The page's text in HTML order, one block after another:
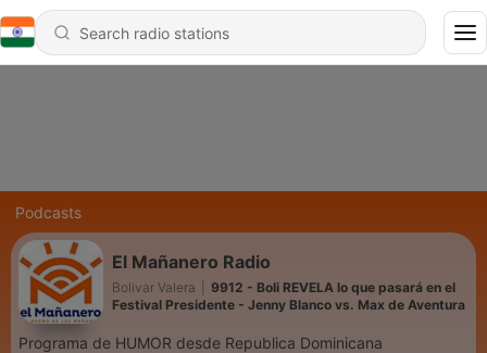
Podcasts
El Mañanero Radio
Bolivar Valera
9912 - Boli REVELA lo que pasará en el
Festival Presidente - Jenny Blanco vs. Max de Aventura
Programa de HUMOR desde Republica Dominicana